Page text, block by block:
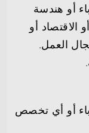
أو هندسة
أو
العمل.
أو أي تخصص